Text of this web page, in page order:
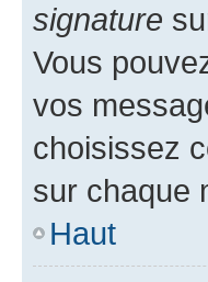
signature
Vous
vos
choisissez
sur chaque
Haut